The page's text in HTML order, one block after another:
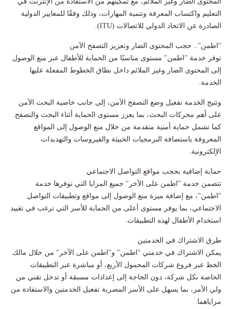
التعليم واكتساب المعرفة وتنمية المهارات، وذلك وفقًا للمعايير الدولية
الصادرة عن الاتحاد الدولي للاتصالات (ITU).
"اطمن".. حجب المحتوى الضار وتعزيز التصفح الآمن
توفر خدمة "اطمن" مستوى مناسبًا من الحماية للأطفال عبر منع الوصول
إلى المحتوى الضار وغير الملائم داخل نطاق الخطوط المفعلة عليها
الخدمة.
وتتيح الخدمة تفعيل وضع التصفح الآمن، إلى جانب خاصية البحث الآمن
على أهم محركات البحث، بما يعزز مستوى الحماية أثناء البحث والتصفح.
كما تشمل حماية أمنية متقدمة من خلال منع الوصول إلى المواقع
المعروفة باستضافة البرمجيات الخبيثة والفيروسات والتهديدات
الإلكترونية.
حماية إضافية بحجب مواقع التواصل الاجتماعي
تتضمن خدمة "اطمن على الآخر" جميع المزايا التي توفرها خدمة
"اطمن"، مع إضافة ميزة منع الوصول إلى مواقع وتطبيقات التواصل
الاجتماعي، بما يوفر مستوى أعلى من الحماية للأسر التي ترغب في تقييد
استخدام الأطفال لهذه التطبيقات.
طرق الاشتراك في الخدمتين
يمكن الاشتراك في خدمتي "اطمن" و"اطمن على الآخر" من خلال مالك
الخط عبر فروع شركات المحمول الأربع، أو مباشرة عبر التطبيقات
الخاصة بكل شركة، دون الحاجة إلى إعدادات مسبقة أو تدخل تقني من
ولي الأمر، بما يسهل على الأسر المصرية تفعيل الخدمتين والاستفادة من
مزاياهما.